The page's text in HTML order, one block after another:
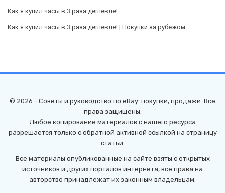
Как я купил часы в 3 раза дешевле!
Как я купил часы в 3 раза дешевле! | Покупки за рубежом
© 2026 - Советы и руководство по eBay: покупки, продажи. Все
права защищены.
Любое копирование материалов с нашего ресурса
разрешается только с обратной активной ссылкой на страницу
статьи.
Все материалы опубликованные на сайте взяты с открытых
источников и других порталов интернета, все права на
авторство принадлежат их законным владельцам.